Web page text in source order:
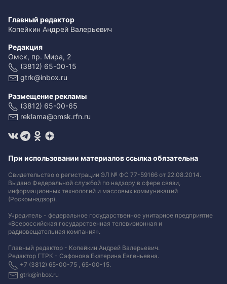
Главный редактор
Копейкин Андрей Валерьевич
Редакция
Омск, пр. Мира, 2
(3812) 65-00-15
gtrk@inbox.ru
Размещение рекламы
(3812) 65-00-65
reklama@omsk.rfn.ru
При использовании материалов ссылка обязательна
Свидетельство о регистрации ЭЛ № ФС 77-59166 от 22.08.2014.
Выдано Федеральной службой по надзору в сфере связи,
информационных технологий и массовых коммуникаций
(Роскомнадзор).
Учредитель - федеральное государственное унитарное предприятие
«Всероссийская государственная телевизионная и
радиовещательная компания».
Главный редактор - Копейкин Андрей Валерьевич.
Редактор ГТРК - Сафонова Екатерина Евгеньевна.
+7 (3812) 65-00-75 , 65-00-15.
gtrk@inbox.ru